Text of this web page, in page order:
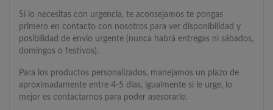
Si lo necesitas con urgencia, te aconsejamos te pongas
primero en contacto con nosotros para ver disponibilidad y
posibilidad de envío urgente (nunca habrá entregas ni sábados,
domingos o festivos).
Para los productos personalizados, manejamos un plazo de
aproximadamente entre 4-5 días, igualmente si le urge, lo
mejor es contactarnos para poder asesorarle.